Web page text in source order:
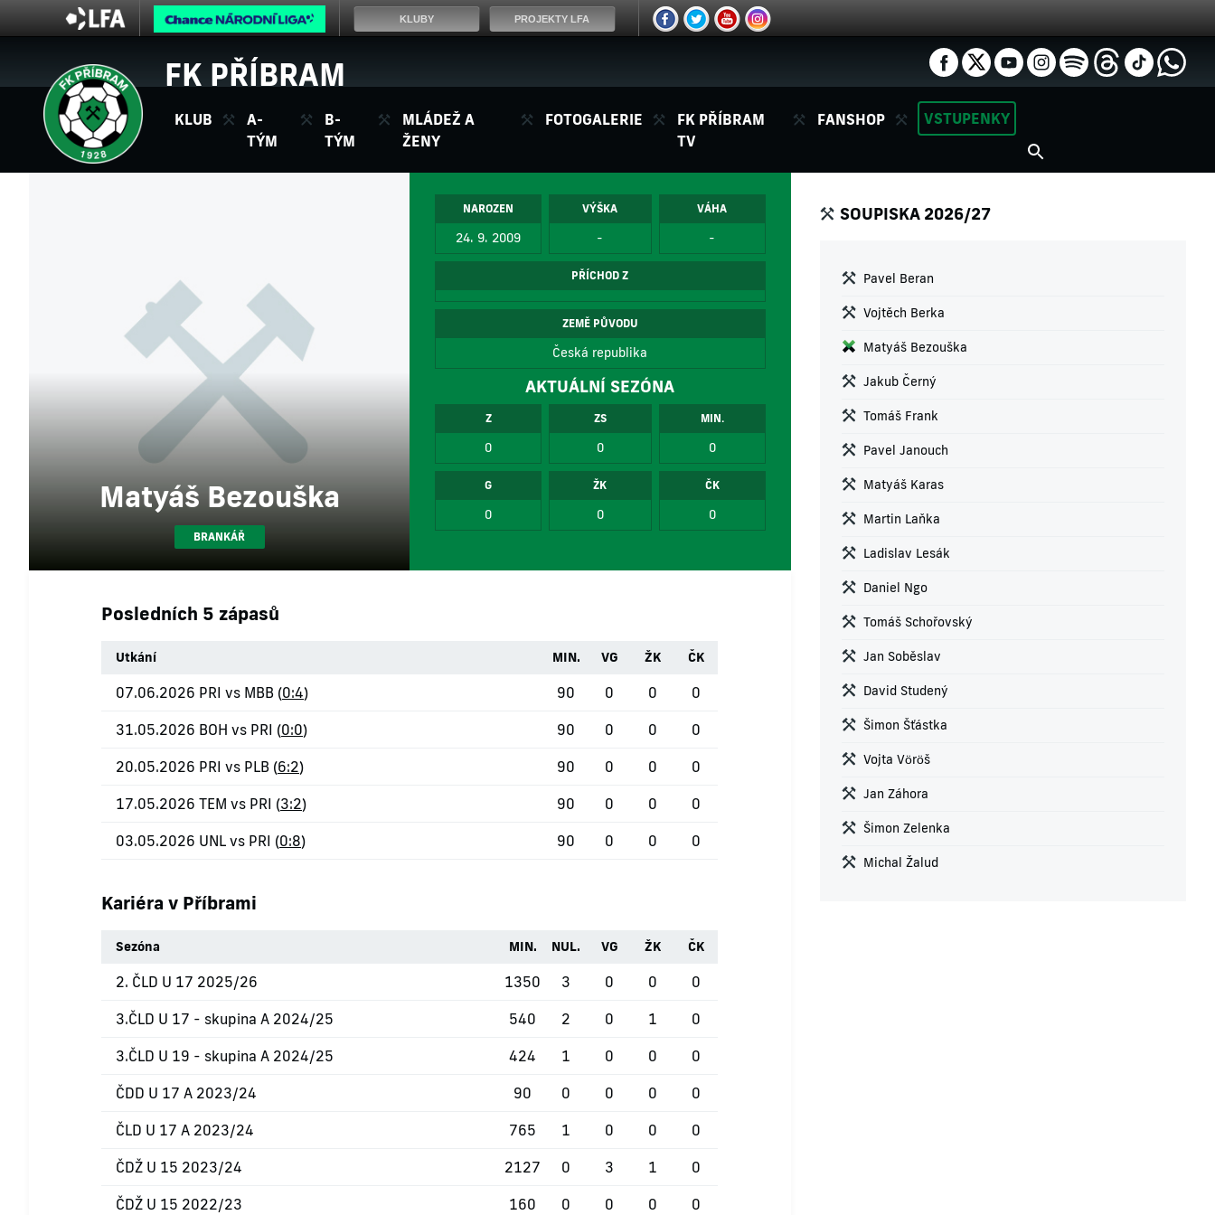
FK PŘÍBRAM
KLUB
A-
TÝM
B-
TÝM
MLÁDEŽ A
ŽENY
FOTOGALERIE
FK PŘÍBRAM
TV
FANSHOP VSTUPENKY
Matyáš Bezouška
BRANKÁŘ
NAROZEN
24. 9. 2009
VÝŠKA
-
VÁHA
-
PŘÍCHOD Z
ZEMĚ PŮVODU
Česká republika
AKTUÁLNÍ SEZÓNA
Z
0
ZS
0
MIN.
0
G
0
ŽK
0
ČK
0
Posledních 5 zápasů
Utkání MIN. VG ŽK ČK
07.06.2026 PRI vs MBB (0:4) 90 0 0 0
31.05.2026 BOH vs PRI (0:0) 90 0 0 0
20.05.2026 PRI vs PLB (6:2) 90 0 0 0
17.05.2026 TEM vs PRI (3:2) 90 0 0 0
03.05.2026 UNL vs PRI (0:8) 90 0 0 0
Kariéra v Příbrami
Sezóna MIN. NUL. VG ŽK ČK
2. ČLD U 17 2025/26 1350 3 0 0 0
3.ČLD U 17 - skupina A 2024/25 540 2 0 1 0
3.ČLD U 19 - skupina A 2024/25 424 1 0 0 0
ČDD U 17 A 2023/24 90 0 0 0 0
ČLD U 17 A 2023/24 765 1 0 0 0
ČDŽ U 15 2023/24 2127 0 3 1 0
ČDŽ U 15 2022/23 160 0 0 0 0
SOUPISKA 2026/27
Pavel Beran
Vojtěch Berka
Matyáš Bezouška
Jakub Černý
Tomáš Frank
Pavel Janouch
Matyáš Karas
Martin Laňka
Ladislav Lesák
Daniel Ngo
Tomáš Schořovský
Jan Soběslav
David Studený
Šimon Šťástka
Vojta Vöröš
Jan Záhora
Šimon Zelenka
Michal Žalud
KLUBY PROJEKTY LFA